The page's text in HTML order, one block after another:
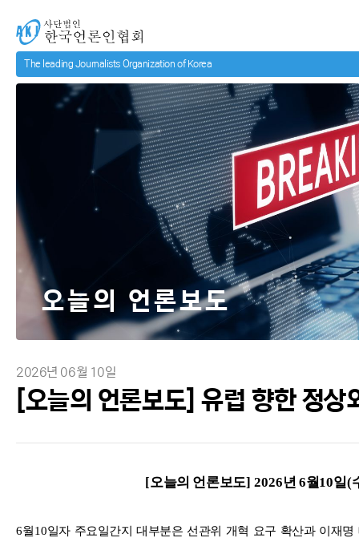
사단법인 한국언론인협회
2026년 06월 10일
[오늘의 언론보도] 유럽 향한 정
오늘의 언론보도
[오늘의 언론보도] 2026년 6월10일(
6월10일자 주요일간지 대부분은 선관위 개혁 요구 확산과 이재